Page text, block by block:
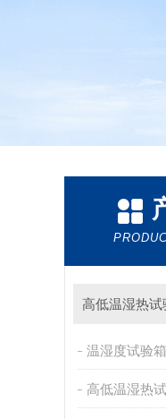
高低温湿热试
温湿度试验箱
高低温湿热